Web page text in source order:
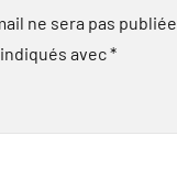
ne sera pas publiée.
avec*